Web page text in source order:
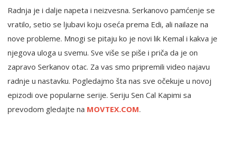
Radnja je i dalje napeta i neizvesna. Serkanovo pamćenje se
vratilo, setio se ljubavi koju oseća prema Edi, ali nailaze na
nove probleme. Mnogi se pitaju ko je novi lik Kemal i kakva je
njegova uloga u svemu. Sve više se piše i priča da je on
zapravo Serkanov otac. Za vas smo pripremili video najavu
radnje u nastavku. Pogledajmo šta nas sve očekuje u novoj
epizodi ove popularne serije. Seriju Sen Cal Kapimi sa
prevodom gledajte na MOVTEX.COM.